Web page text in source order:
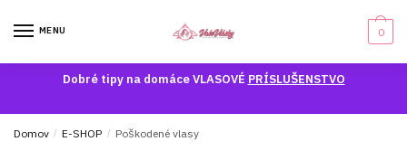
MENU 0
Dobré tipy na domáce VLASOVÉ PRÍSLUŠENSTVO
Domov / E-SHOP / Poškodené vlasy